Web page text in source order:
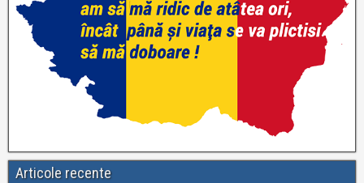
Articole recente